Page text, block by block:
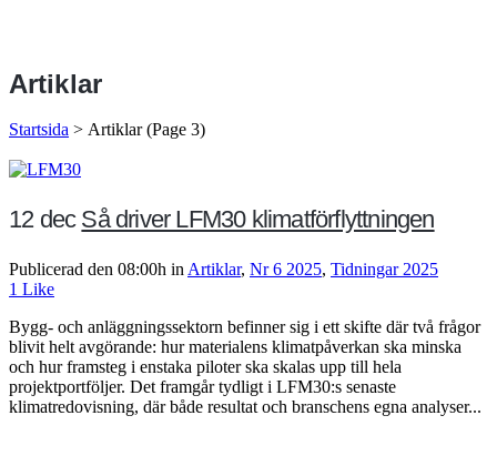
Artiklar
Startsida > Artiklar(Page 3)
12 dec Så driver LFM30 klimatförflyttningen
Publicerad den 08:00h in Artiklar, Nr 6 2025, Tidningar 2025
1 Like
Bygg- och anläggningssektorn befinner sig i ett skifte där två frågor
blivit helt avgörande: hur materialens klimatpåverkan ska minska
och hur framsteg i enstaka piloter ska skalas upp till hela
projektportföljer. Det framgår tydligt i LFM30:s senaste
klimatredovisning, där både resultat och branschens egna analyser...